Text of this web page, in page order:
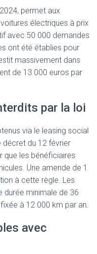
permet aux
électriques à prix
avec 50 000 demandes
ont été établies pour
massivement dans
de 13 000 euros par
par la loi
via le leasing social
décret du 12 février
que les bénéficiaires
Une amende de 1
à cette règle. Les
minimale de 36
à 12 000 km par an.
avec